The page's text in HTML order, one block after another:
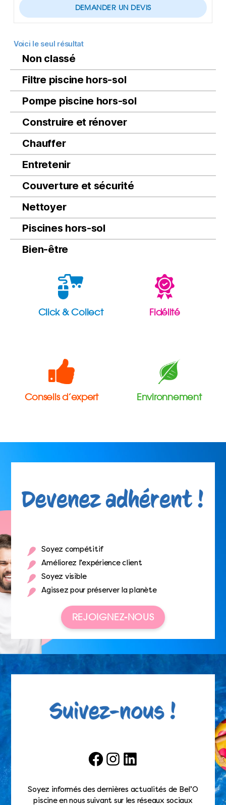
DEMANDER UN DEVIS
Voici le seul résultat
Non classé
Filtre piscine hors-sol
Pompe piscine hors-sol
Construire et rénover
Chauffer
Entretenir
Couverture et sécurité
Nettoyer
Piscines hors-sol
Bien-être
Click & Collect
Conseils d’expert
Fidélité
Environnement
Soyez compétitif
Améliorez l’expérience client
Soyez visible
Agissez pour préserver la planète
REJOIGNEZ-NOUS
FacebookInstagramLinkedIn
Soyez informés des dernières actualités de Bel’O
piscine en nous suivant sur les réseaux sociaux